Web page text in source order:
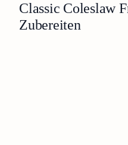
Classic Coleslaw
Zubereiten